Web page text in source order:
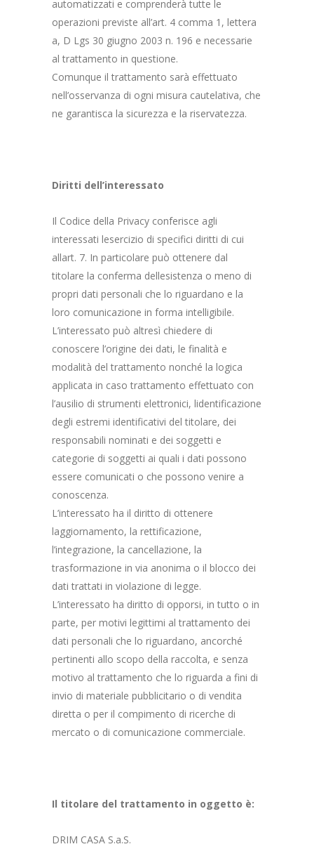
automatizzati e comprenderà tutte le
operazioni previste all’art. 4 comma 1, lettera
a, D Lgs 30 giugno 2003 n. 196 e necessarie
al trattamento in questione.
Comunque il trattamento sarà effettuato
nell’osservanza di ogni misura cautelativa, che
ne garantisca la sicurezza e la riservatezza.
Diritti dell’interessato
Il Codice della Privacy conferisce agli
interessati lesercizio di specifici diritti di cui
allart. 7. In particolare può ottenere dal
titolare la conferma dellesistenza o meno di
propri dati personali che lo riguardano e la
loro comunicazione in forma intelligibile.
L’interessato può altresì chiedere di
conoscere l’origine dei dati, le finalità e
modalità del trattamento nonché la logica
applicata in caso trattamento effettuato con
l’ausilio di strumenti elettronici, lidentificazione
degli estremi identificativi del titolare, dei
responsabili nominati e dei soggetti e
categorie di soggetti ai quali i dati possono
essere comunicati o che possono venire a
conoscenza.
L’interessato ha il diritto di ottenere
laggiornamento, la rettificazione,
l’integrazione, la cancellazione, la
trasformazione in via anonima o il blocco dei
dati trattati in violazione di legge.
L’interessato ha diritto di opporsi, in tutto o in
parte, per motivi legittimi al trattamento dei
dati personali che lo riguardano, ancorché
pertinenti allo scopo della raccolta, e senza
motivo al trattamento che lo riguarda a fini di
invio di materiale pubblicitario o di vendita
diretta o per il compimento di ricerche di
mercato o di comunicazione commerciale.
Il titolare del trattamento in oggetto è:
DRIM CASA S.a.S.